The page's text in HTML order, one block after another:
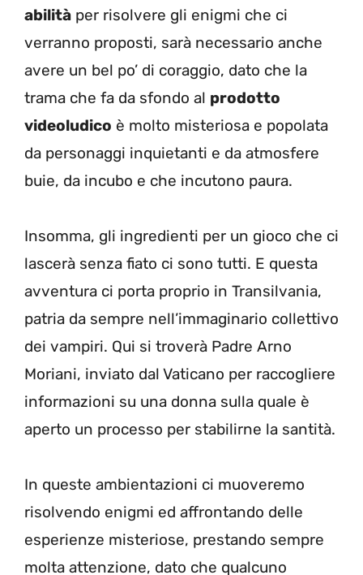
abilità per risolvere gli enigmi che ci
verranno proposti, sarà necessario anche
avere un bel po’ di coraggio, dato che la
trama che fa da sfondo al prodotto
videoludico è molto misteriosa e popolata
da personaggi inquietanti e da atmosfere
buie, da incubo e che incutono paura.
Insomma, gli ingredienti per un gioco che ci
lascerà senza fiato ci sono tutti. E questa
avventura ci porta proprio in Transilvania,
patria da sempre nell’immaginario collettivo
dei vampiri. Qui si troverà Padre Arno
Moriani, inviato dal Vaticano per raccogliere
informazioni su una donna sulla quale è
aperto un processo per stabilirne la santità.
In queste ambientazioni ci muoveremo
risolvendo enigmi ed affrontando delle
esperienze misteriose, prestando sempre
molta attenzione, dato che qualcuno